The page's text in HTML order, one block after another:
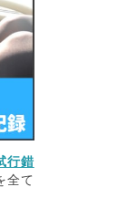
行錯
全て